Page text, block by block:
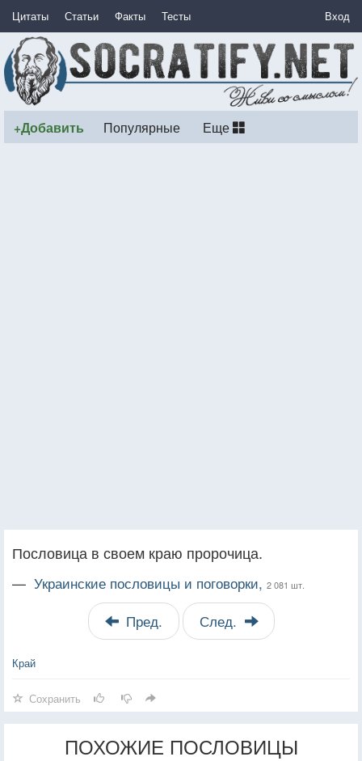
Цитаты Статьи Факты Тесты Вход
+Добавить Популярные Еще
Пословица в своем краю пророчица.
— Украинские пословицы и поговорки, 2 081 шт.
Пред. След.
Край
Сохранить
ПОХОЖИЕ ПОСЛОВИЦЫ